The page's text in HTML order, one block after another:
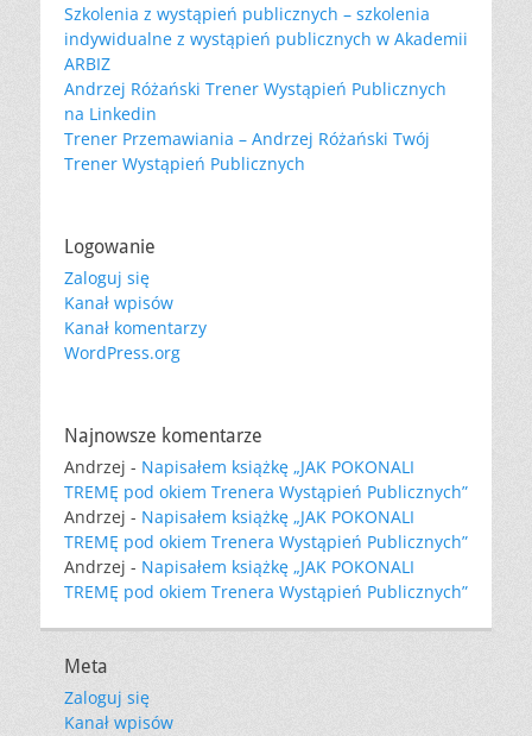
Szkolenia z wystąpień publicznych – szkolenia
indywidualne z wystąpień publicznych w Akademii
ARBIZ
Andrzej Różański Trener Wystąpień Publicznych
na Linkedin
Trener Przemawiania – Andrzej Różański Twój
Trener Wystąpień Publicznych
Logowanie
Zaloguj się
Kanał wpisów
Kanał komentarzy
WordPress.org
Najnowsze komentarze
Andrzej - Napisałem książkę „JAK POKONALI
TREMĘ pod okiem Trenera Wystąpień Publicznych”
Andrzej - Napisałem książkę „JAK POKONALI
TREMĘ pod okiem Trenera Wystąpień Publicznych”
Andrzej - Napisałem książkę „JAK POKONALI
TREMĘ pod okiem Trenera Wystąpień Publicznych”
Meta
Zaloguj się
Kanał wpisów